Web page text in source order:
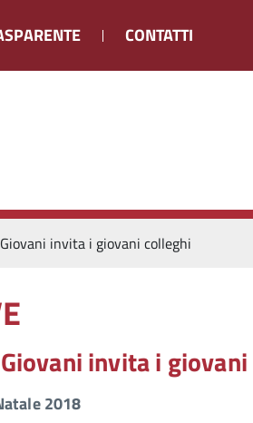
CONTATTI
invita i giovani colleghi
invita i
2018